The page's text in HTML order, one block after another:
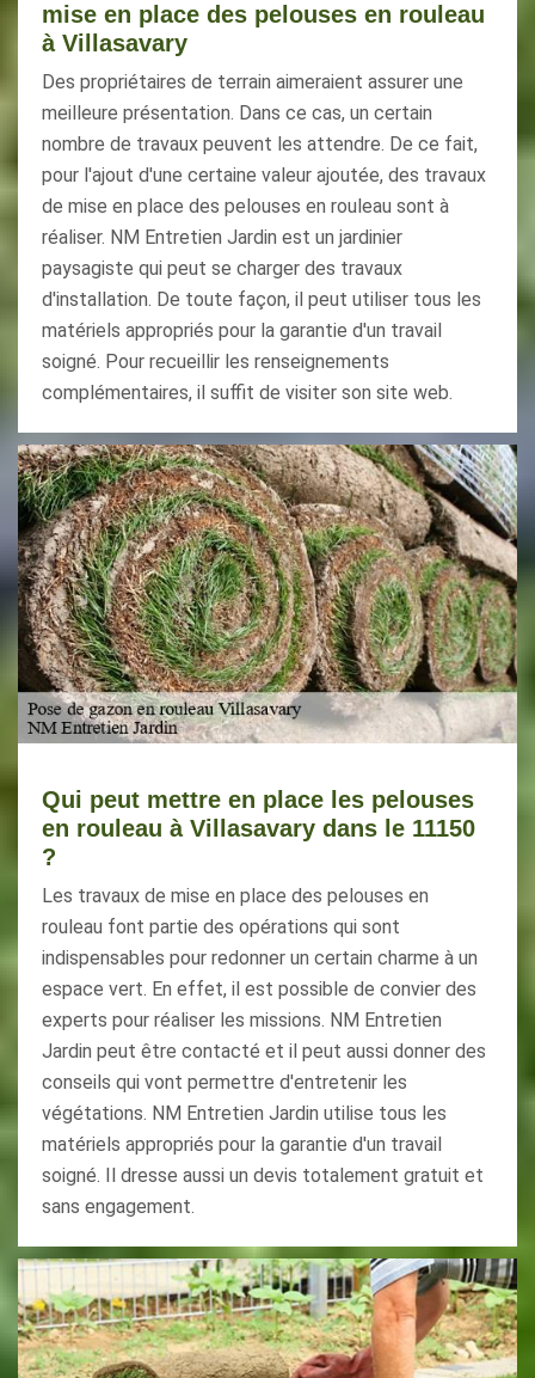
mise en place des pelouses en rouleau
à Villasavary
Des propriétaires de terrain aimeraient assurer une
meilleure présentation. Dans ce cas, un certain
nombre de travaux peuvent les attendre. De ce fait,
pour l'ajout d'une certaine valeur ajoutée, des travaux
de mise en place des pelouses en rouleau sont à
réaliser. NM Entretien Jardin est un jardinier
paysagiste qui peut se charger des travaux
d'installation. De toute façon, il peut utiliser tous les
matériels appropriés pour la garantie d'un travail
soigné. Pour recueillir les renseignements
complémentaires, il suffit de visiter son site web.
Qui peut mettre en place les pelouses
en rouleau à Villasavary dans le 11150
?
Les travaux de mise en place des pelouses en
rouleau font partie des opérations qui sont
indispensables pour redonner un certain charme à un
espace vert. En effet, il est possible de convier des
experts pour réaliser les missions. NM Entretien
Jardin peut être contacté et il peut aussi donner des
conseils qui vont permettre d'entretenir les
végétations. NM Entretien Jardin utilise tous les
matériels appropriés pour la garantie d'un travail
soigné. Il dresse aussi un devis totalement gratuit et
sans engagement.